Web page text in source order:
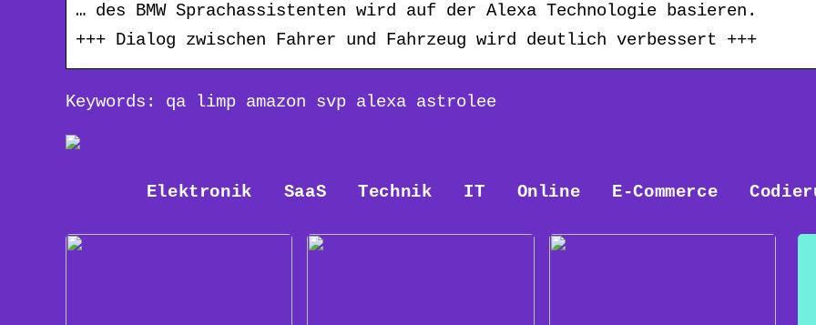
… des BMW Sprachassistenten wird auf der Alexa Technologie basieren.
+++ Dialog zwischen Fahrer und Fahrzeug wird deutlich verbessert +++
Keywords: qa limp amazon svp alexa astrolee
Elektronik SaaS Technik IT Online E-Commerce